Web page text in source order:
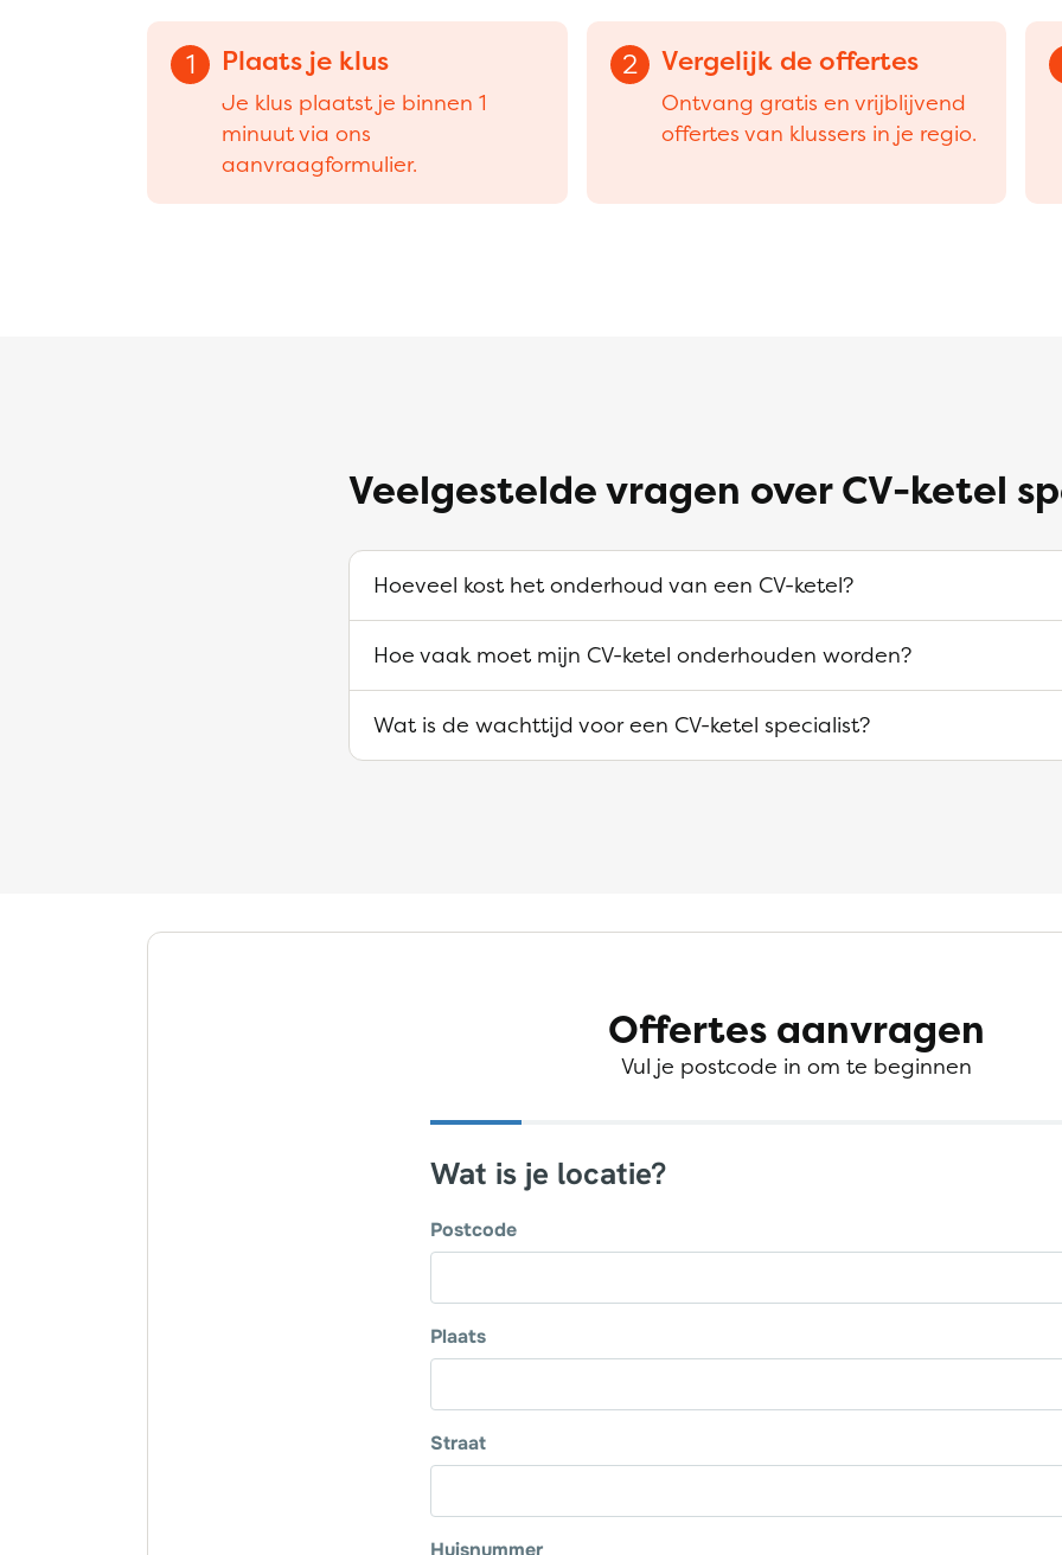
1 Plaats je klus
Je klus plaatst je binnen 1
minuut via ons
aanvraagformulier.
2 Vergelijk de offertes
Ontvang gratis en vrijblijvend
offertes van klussers in je regio.
Veelgestelde vragen over CV-ketel
Hoeveel kost het onderhoud van een CV-ketel?
Hoe vaak moet mijn CV-ketel onderhouden worden?
Wat is de wachttijd voor een CV-ketel specialist?
Offertes aanvragen
Vul je postcode in om te beginnen